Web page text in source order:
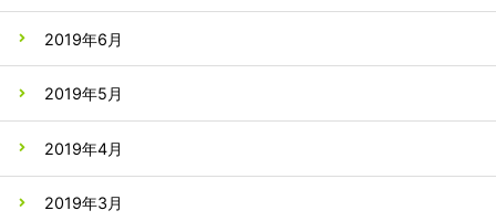
2019年6月
2019年5月
2019年4月
2019年3月